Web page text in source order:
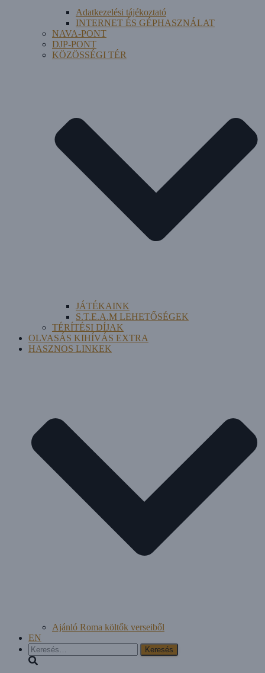
Adatkezelési tájékoztató
INTERNET ÉS GÉPHASZNÁLAT
NAVA-PONT
DJP-PONT
KÖZÖSSÉGI TÉR
JÁTÉKAINK
S.T.E.A.M LEHETŐSÉGEK
TÉRÍTÉSI DÍJAK
OLVASÁS KIHÍVÁS EXTRA
HASZNOS LINKEK
Ajánló Roma költők verseiből
EN
Keresés: